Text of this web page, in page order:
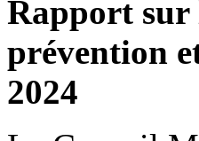
Rapport sur
prévention
2024